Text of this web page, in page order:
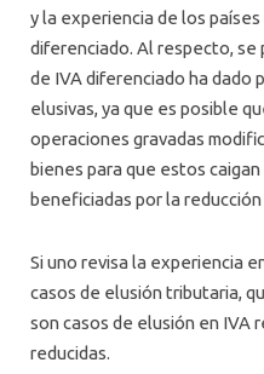
y la experiencia de los
diferenciado. Al respecto, se
de IVA diferenciado ha dado
elusivas, ya que es posible
operaciones gravadas
bienes para que estos
beneficiadas por la
Si uno revisa la experiencia
casos de elusión tributaria,
son casos de elusión en IVA
reducidas.